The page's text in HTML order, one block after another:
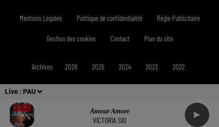
Live : PAU
Amour Amore
VICTORIA SIO
Mentions Légales Politique de confidentialité Régie Publicitaire
Gestion des cookies Contact Plan du site
Archives 2026 2025 2024 2023 2022